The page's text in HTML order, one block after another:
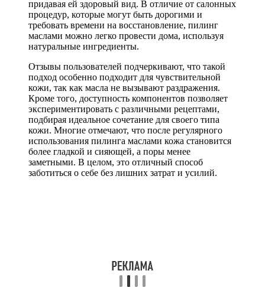
придавая ей здоровый вид. В отличие от салонных
процедур, которые могут быть дорогими и
требовать времени на восстановление, пилинг
маслами можно легко провести дома, используя
натуральные ингредиенты.
Отзывы пользователей подчеркивают, что такой
подход особенно подходит для чувствительной
кожи, так как масла не вызывают раздражения.
Кроме того, доступность компонентов позволяет
экспериментировать с различными рецептами,
подбирая идеальное сочетание для своего типа
кожи. Многие отмечают, что после регулярного
использования пилинга маслами кожа становится
более гладкой и сияющей, а поры менее
заметными. В целом, это отличный способ
заботиться о себе без лишних затрат и усилий.